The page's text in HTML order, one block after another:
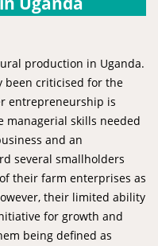
production in Uganda.
been criticised for the
entrepreneurship is
managerial skills needed
and an
several smallholders
their farm enterprises as
their limited ability
for growth and
being defined as